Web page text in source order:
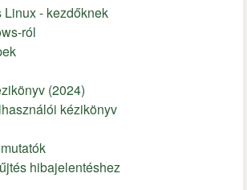
Linux - kezdőknek
ról
(2024)
kézikönyv
hibajelentéshez